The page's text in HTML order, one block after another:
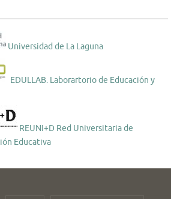
Universidad de La Laguna
EDULLAB. Laborartorio de Educación y
REUNI+D Red Universitaria de
Educativa